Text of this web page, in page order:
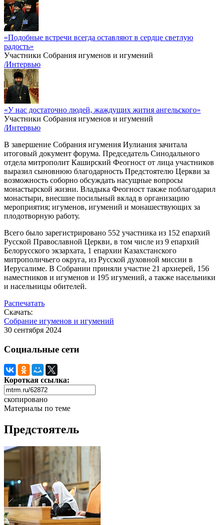
«Подобные встречи всегда оставляют в сердце светлую
радость»
Участники Собрания игуменов и игумений
/Интервью
«У нас достаточно людей, жаждущих жития ангельского»
Участники Собрания игуменов и игумений
/Интервью
В завершение Собрания игумения Иулиания зачитала
итоговый документ форума. Председатель Синодального
отдела митрополит Каширский Феогност от лица участников
выразил сыновнюю благодарность Предстоятелю Церкви за
возможность соборно обсуждать насущные вопросы
монастырской жизни. Владыка Феогност также поблагодарил
монастыри, внесшие посильный вклад в организацию
мероприятия; игуменов, игумений и монашествующих за
плодотворную работу.
Всего было зарегистрировано 552 участника из 152 епархий
Русской Православной Церкви, в том числе из 9 епархий
Белорусского экзархата, 1 епархии Казахстанского
митрополичьего округа, из Русской духовной миссии в
Иерусалиме. В Собрании приняли участие 21 архиерей, 156
наместников и игуменов и 195 игумений, а также насельники
и насельницы обителей.
Распечатать
Скачать:
Собрание игуменов и игумений
30 сентября 2024
Социальные сети
Короткая ссылка:
скопировано
Материалы по теме
Предстоятель